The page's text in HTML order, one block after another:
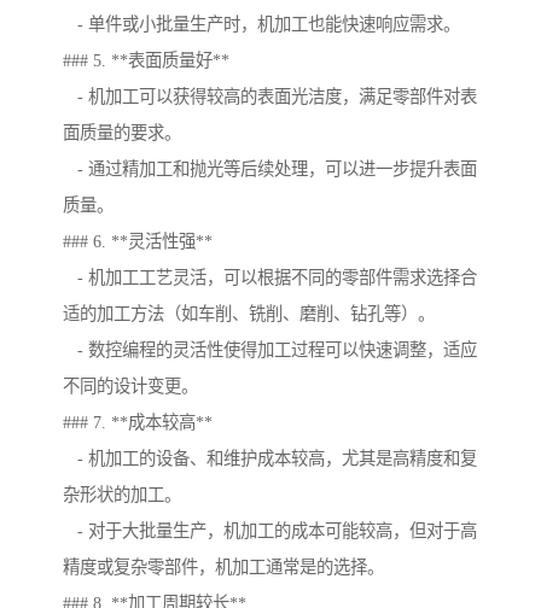
- 单件或小批量生产时，机加工也能快速响应需求。
### 5. **表面质量好**
- 机加工可以获得较高的表面光洁度，满足零部件对表
面质量的要求。
- 通过精加工和抛光等后续处理，可以进一步提升表面
质量。
### 6. **灵活性强**
- 机加工工艺灵活，可以根据不同的零部件需求选择合
适的加工方法（如车削、铣削、磨削、钻孔等）。
- 数控编程的灵活性使得加工过程可以快速调整，适应
不同的设计变更。
### 7. **成本较高**
- 机加工的设备、和维护成本较高，尤其是高精度和复
杂形状的加工。
- 对于大批量生产，机加工的成本可能较高，但对于高
精度或复杂零部件，机加工通常是的选择。
### 8. **加工周期较长**